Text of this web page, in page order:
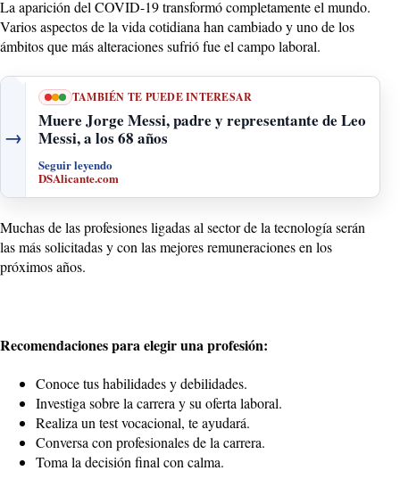
La aparición del COVID-19 transformó completamente el mundo.
Varios aspectos de la vida cotidiana han cambiado y uno de los
ámbitos que más alteraciones sufrió fue el campo laboral.
→
TAMBIÉN TE PUEDE INTERESAR
Muere Jorge Messi, padre y representante de Leo
Messi, a los 68 años
Seguir leyendo
DSAlicante.com
Muchas de las profesiones ligadas al sector de la tecnología serán
las más solicitadas y con las mejores remuneraciones en los
próximos años.
Recomendaciones para elegir una profesión:
Conoce tus habilidades y debilidades.
Investiga sobre la carrera y su oferta laboral.
Realiza un test vocacional, te ayudará.
Conversa con profesionales de la carrera.
Toma la decisión final con calma.